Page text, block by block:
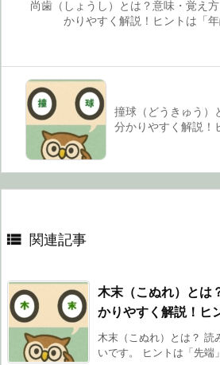
尚歯（しょうし）とは？意味・覚え
かりやすく解説！ヒントは「年
撞球（どうきゅう）
分かりやすく解説！
 関連記事
木末（こぬれ）とは
かりやすく解説！ヒ
木末（こぬれ）とは？ 読
いです。 ヒントは「先端」